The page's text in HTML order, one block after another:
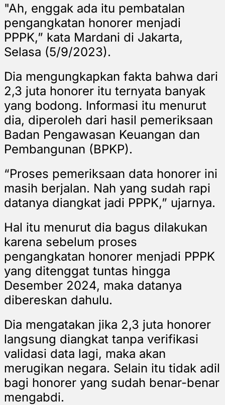
"Ah, enggak ada itu pembatalan
pengangkatan honorer menjadi
PPPK,” kata Mardani di Jakarta,
Selasa (5/9/2023).
Dia mengungkapkan fakta bahwa dari
2,3 juta honorer itu ternyata banyak
yang bodong. Informasi itu menurut
dia, diperoleh dari hasil pemeriksaan
Badan Pengawasan Keuangan dan
Pembangunan (BPKP).
“Proses pemeriksaan data honorer ini
masih berjalan. Nah yang sudah rapi
datanya diangkat jadi PPPK,” ujarnya.
Hal itu menurut dia bagus dilakukan
karena sebelum proses
pengangkatan honorer menjadi PPPK
yang ditenggat tuntas hingga
Desember 2024, maka datanya
dibereskan dahulu.
Dia mengatakan jika 2,3 juta honorer
langsung diangkat tanpa verifikasi
validasi data lagi, maka akan
merugikan negara. Selain itu tidak adil
bagi honorer yang sudah benar-benar
mengabdi.